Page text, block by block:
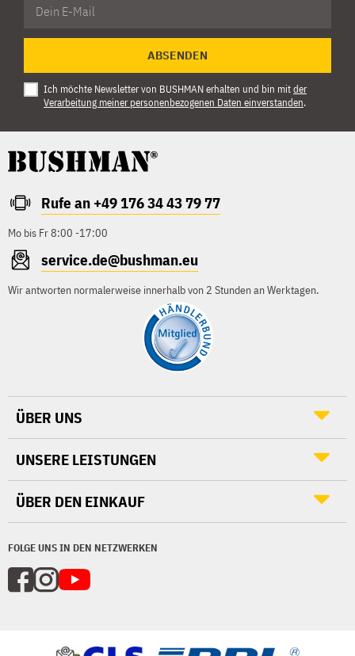
ABSENDEN
Ich möchte Newsletter von BUSHMAN erhalten und bin mitder
Verarbeitung meiner personenbezogenen Daten einverstanden.
Rufe an +49 176 34 43 79 77
Mo bis Fr 8:00 -17:00
service.de@bushman.eu
Wir antworten normalerweise innerhalb von 2 Stunden an Werktagen.
FOLGE UNS IN DEN NETZWERKEN
ÜBER UNS
UNSERE LEISTUNGEN
ÜBER DEN EINKAUF